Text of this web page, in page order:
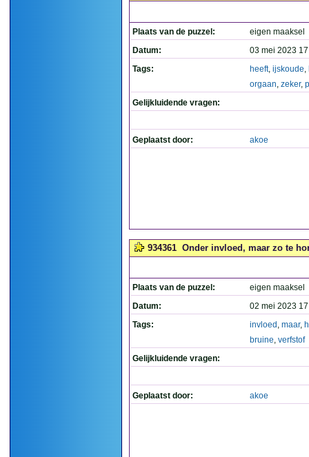
Plaats van de puzzel:
eigen maaksel
Datum:
03 mei 2023
Tags:
heeft, ijskoude,
orgaan, zeker,
Gelijkluidende vragen:
Geplaatst door: akoe
934361 Onder invloed, maar zo te
Plaats van de puzzel:
eigen maaksel
Datum:
02 mei 2023
Tags:
invloed , maar,
bruine, verfstof
Gelijkluidende vragen:
Geplaatst door: akoe